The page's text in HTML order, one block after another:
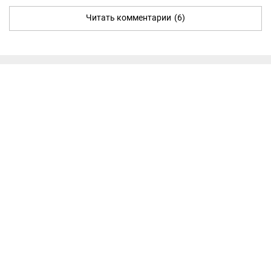
Читать комментарии (6)